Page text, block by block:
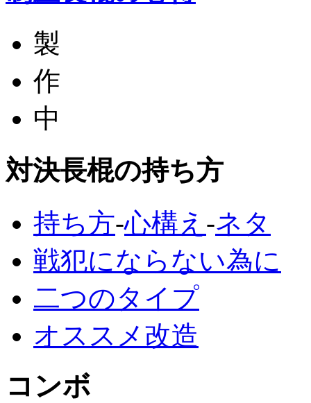
製
作
中
対決長棍の持ち方
持ち方-心構え -ネタ
戦犯にならない為に
二つのタイプ
オススメ改造
コンボ